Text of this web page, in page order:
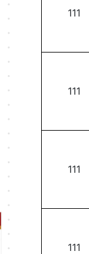
111
111
111
111